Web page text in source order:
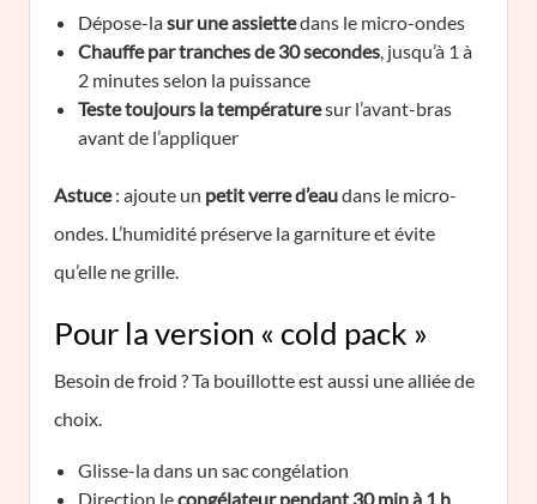
Dépose-lasur une assiettedans le micro-ondes
Chauffe par tranches de 30 secondes, jusqu’à 1 à
2 minutes selon la puissance
Teste toujours la températuresur l’avant-bras
avant de l’appliquer
Astuce: ajoute un petit verre d’eaudans le micro-
ondes. L’humidité préserve la garniture et évite
qu’elle ne grille.
Pour la version « cold pack »
Besoin de froid ? Ta bouillotte est aussi une alliée de
choix.
Glisse-la dans un sac congélation
Direction lecongélateur pendant 30 min à 1 h